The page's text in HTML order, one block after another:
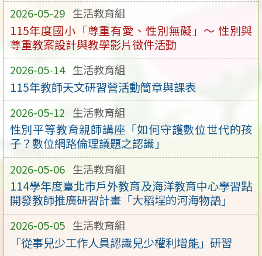
2026-05-29 生活教育組
115年度國小「尊重有愛、性別無礙」～ 性別與
尊重教案設計與教學影片徵件活動
2026-05-14 生活教育組
115年教師天文研習營活動簡章與課表
2026-05-12 生活教育組
性別平等教育親師講座「如何守護數位世代的孩
子？數位網路倫理議題之認識」
2026-05-06 生活教育組
114學年度臺北市戶外教育及海洋教育中心學習點
開發教師推廣研習計畫「大稻埕的河海物語」
2026-05-05 生活教育組
「從事兒少工作人員認識兒少權利增能」研習